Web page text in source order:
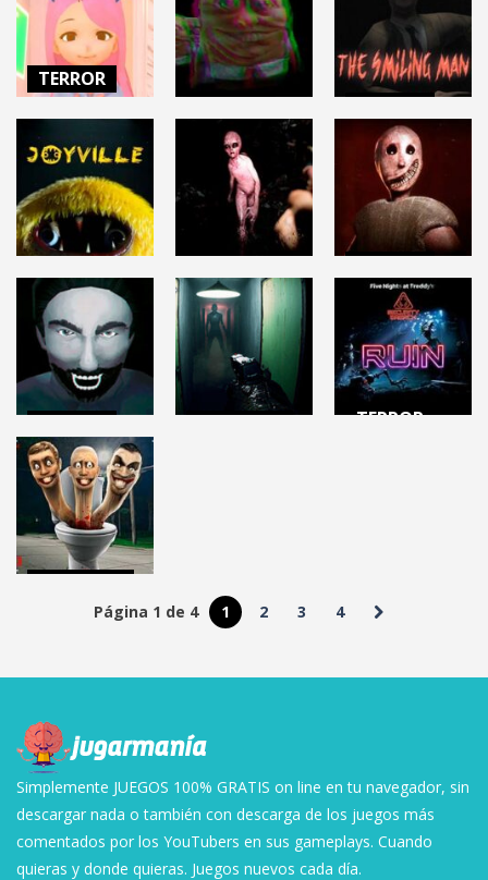
Moonlit Dread
7.13K
CIRCUS
22.1K
DEMONOLOGIST
5.71K
TERROR
GIRLFRIEND
SIMULATOR
54.7K
SPONGEBOB’S
EVIL CLONE
5.94K
THE SMILING
MAN REMAKE
3.51K
TERROR
JOYVILLE
8.7K
TERROR
CHORDOSIS
13.9K
GRANNY
REMAKE
36.9K
GREENER
GRASS AWAITS
2.89K
TERROR
SKIBIDI TOILETPágina 1 de 4 1 2 3 4
Simplemente JUEGOS 100% GRATIS on line en tu navegador, sin
descargar nada o también con descarga de los juegos más
comentados por los YouTubers en sus gameplays. Cuando
quieras y donde quieras. Juegos nuevos cada día.